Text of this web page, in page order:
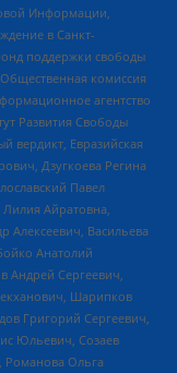
Информации,
в Санкт-
поддержки свободы
комиссия
агентство
Развития Свободы
вердикт, Евразийская
Дзугкоева Регина
Павел
Айратовна,
Алексеевич, Васильева
Анатолий
Андрей Сергеевич,
Шарипков
Григорий Сергеевич,
Юльевич, Созаев
Романова Ольга